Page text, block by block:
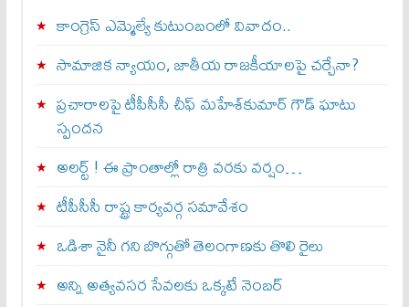
కాంగ్రెస్ ఎమ్మెల్యే కుటుంబంలో వివాదం..
సామాజిక న్యాయం, జాతీయ రాజకీయాలపై చర్చేనా?
ప్రచారాలపై టీపీసీసీ చీఫ్ మహేశ్‌కుమార్ గౌడ్ ఘాటు
స్పందన
అల‌ర్ట్ ! ఈ ప్రాంతాల్లో రాత్రి వరకు వర్షం…
టీపీసీసీ రాష్ట్ర కార్యవర్గ సమావేశం
ఒడిశా నైనీ గని బొగ్గుతో తెలంగాణకు తొలి రైలు
అన్ని అత్యవసర సేవలకు ఒక్క‌టే నెంబ‌ర్‌